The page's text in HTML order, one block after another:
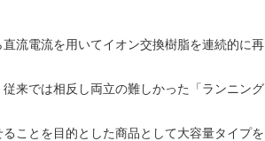
流電流を用いてイオン交換樹脂を連続的に再
来では相反し両立の難しかった「ランニング
ことを目的とした商品として大容量タイプを